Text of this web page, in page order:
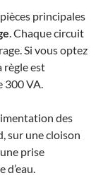
principales
. Chaque circuit
Si vous optez
règle est
300 VA.
des
sur une cloison
prise
d’eau.